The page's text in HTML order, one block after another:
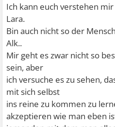
Ich kann euch verstehen
Lara.
Bin auch nicht so der
Alk..
Mir geht es zwar nicht so
sein, aber
ich versuche es zu sehen,
mit sich selbst
ins reine zu kommen zu
akzeptieren wie man eben